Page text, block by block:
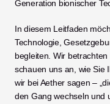
Generation bionischer
In diesem Leitfaden
Technologie,
begleiten. Wir
schauen uns an, wie Sie
wir bei Aether sagen –
den Gang wechseln und